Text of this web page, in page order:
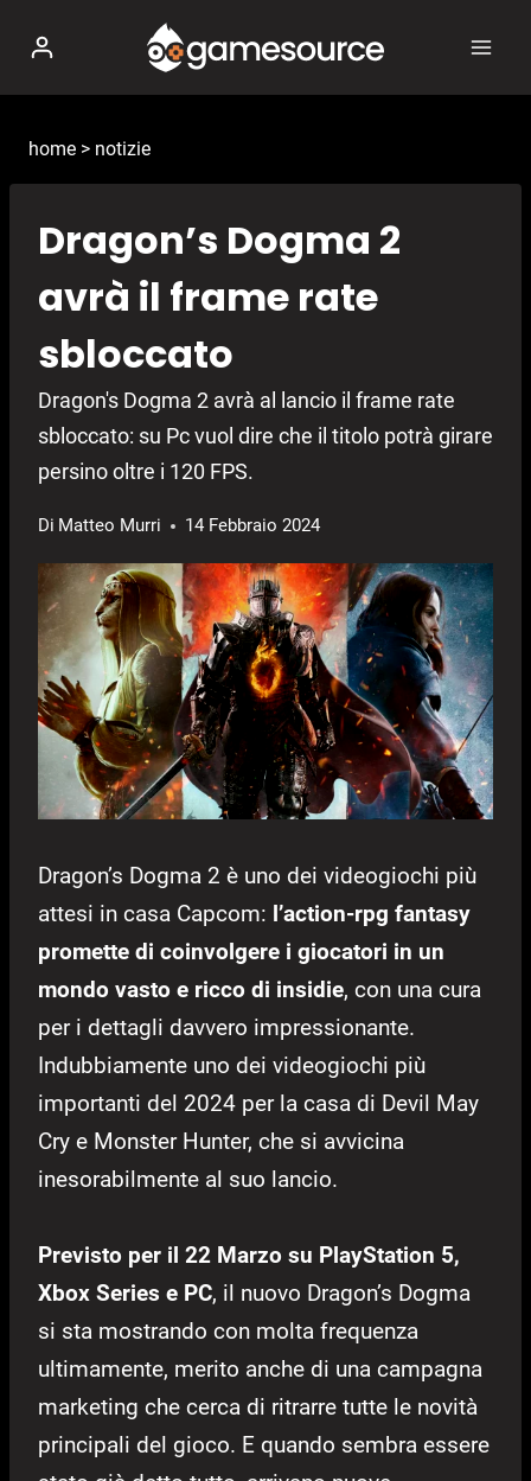
contenuto
home > notizie
Dragon’s Dogma 2
avrà il frame rate
sbloccato
Dragon's Dogma 2 avrà al lancio il frame rate
sbloccato: su Pc vuol dire che il titolo potrà girare
persino oltre i 120 FPS.
Di Matteo Murri 14 Febbraio 2024
Dragon’s Dogma 2 è uno dei videogiochi più
attesi in casa Capcom: l’action-rpg fantasy
promette di coinvolgere i giocatori in un
mondo vasto e ricco di insidie, con una cura
per i dettagli davvero impressionante.
Indubbiamente uno dei videogiochi più
importanti del 2024 per la casa di Devil May
Cry e Monster Hunter, che si avvicina
inesorabilmente al suo lancio.
Previsto per il 22 Marzo su PlayStation 5,
Xbox Series e PC, il nuovo Dragon’s Dogma
si sta mostrando con molta frequenza
ultimamente, merito anche di una campagna
marketing che cerca di ritrarre tutte le novità
principali del gioco. E quando sembra essere